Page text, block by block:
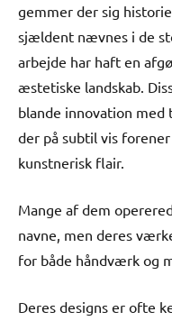
gemmer der sig
sjældent nævnes i de
arbejde har haft en
æstetiske landskab.
blande innovation med
der på subtil vis
kunstnerisk flair.
Mange af dem
navne, men deres
for både håndværk og
Deres designs er ofte